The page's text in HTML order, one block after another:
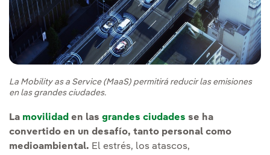
La Mobility as a Service (MaaS) permitirá reducir las emisiones
en las grandes ciudades.
La movilidad en las grandes ciudades se ha
convertido en un desafío, tanto personal como
medioambiental. El estrés, los atascos,